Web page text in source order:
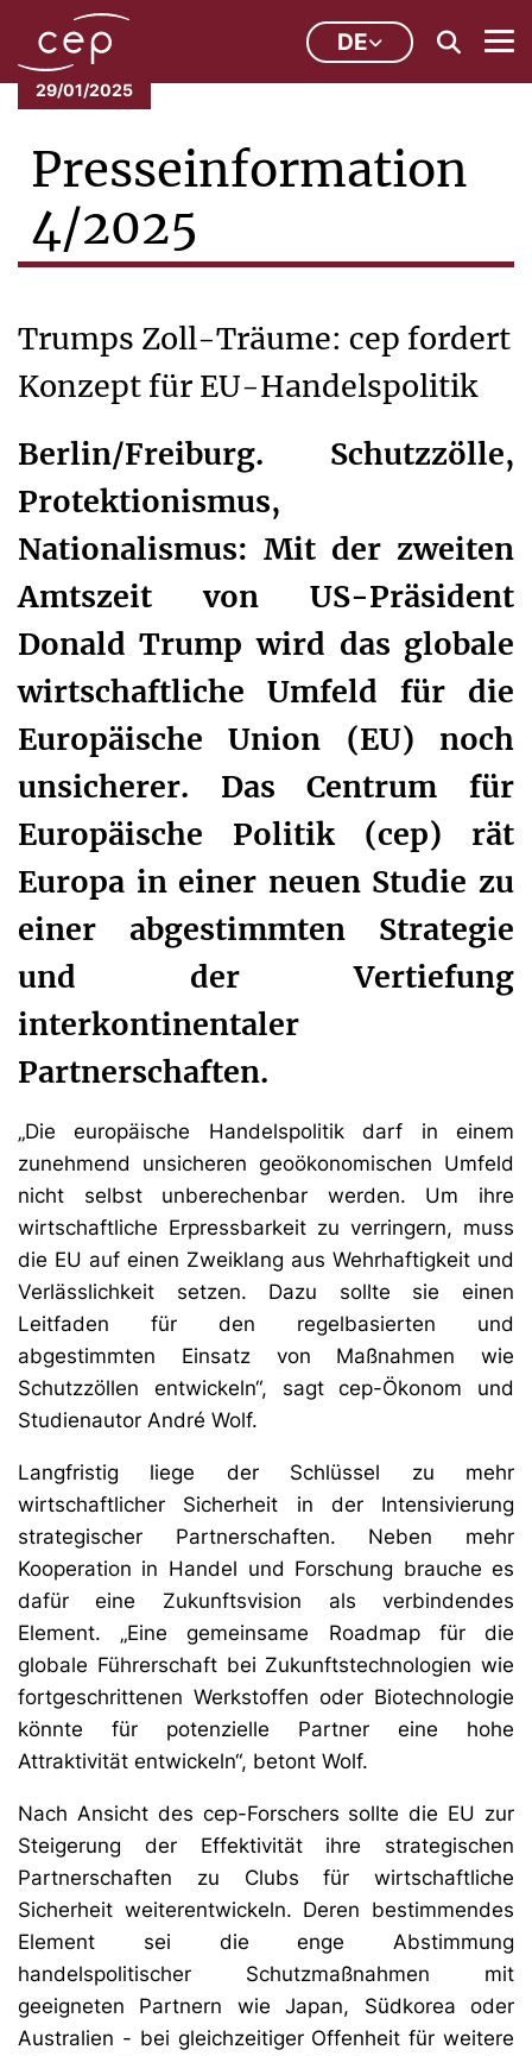
DE
29/01/2025
Presseinformation
4/2025
Trumps Zoll-Träume: cep fordert
Konzept für EU-Handelspolitik
Berlin/Freiburg. Schutzzölle,
Protektionismus,
Nationalismus: Mit der zweiten
Amtszeit von US-Präsident
Donald Trump wird das globale
wirtschaftliche Umfeld für die
Europäische Union (EU) noch
unsicherer. Das Centrum für
Europäische Politik (cep) rät
Europa in einer neuen Studie zu
einer abgestimmten Strategie
und der Vertiefung
interkontinentaler
Partnerschaften.
„Die europäische Handelspolitik darf in einem
zunehmend unsicheren geoökonomischen Umfeld
nicht selbst unberechenbar werden. Um ihre
wirtschaftliche Erpressbarkeit zu verringern, muss
die EU auf einen Zweiklang aus Wehrhaftigkeit und
Verlässlichkeit setzen. Dazu sollte sie einen
Leitfaden für den regelbasierten und
abgestimmten Einsatz von Maßnahmen wie
Schutzzöllen entwickeln“, sagt cep-Ökonom und
Studienautor André Wolf.
Langfristig liege der Schlüssel zu mehr
wirtschaftlicher Sicherheit in der Intensivierung
strategischer Partnerschaften. Neben mehr
Kooperation in Handel und Forschung brauche es
dafür eine Zukunftsvision als verbindendes
Element. „Eine gemeinsame Roadmap für die
globale Führerschaft bei Zukunftstechnologien wie
fortgeschrittenen Werkstoffen oder Biotechnologie
könnte für potenzielle Partner eine hohe
Attraktivität entwickeln“, betont Wolf.
Nach Ansicht des cep-Forschers sollte die EU zur
Steigerung der Effektivität ihre strategischen
Partnerschaften zu Clubs für wirtschaftliche
Sicherheit weiterentwickeln. Deren bestimmendes
Element sei die enge Abstimmung
handelspolitischer Schutzmaßnahmen mit
geeigneten Partnern wie Japan, Südkorea oder
Australien - bei gleichzeitiger Offenheit für weitere